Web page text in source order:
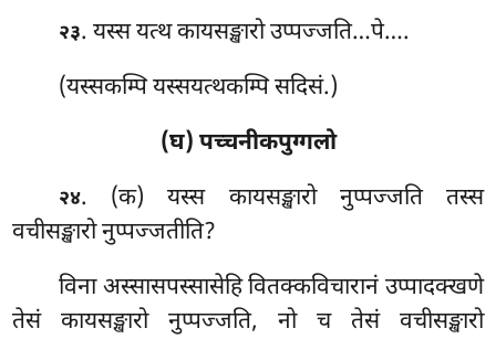
२३. यस्स यत्थ कायसङ्खारो उप्पज्जति…पे….
(यस्सकम्पि यस्सयत्थकम्पि सदिसं.)
(घ) पच्चनीकपुग्गलो
२४. (क) यस्स कायसङ्खारो नुप्पज्जति तस्स
वचीसङ्खारो नुप्पज्जतीति?
विना अस्सासपस्सासेहि वितक्कविचारानं उप्पादक्खणे
तेसं कायसङ्खारो नुप्पज्जति, नो च तेसं वचीसङ्खारो